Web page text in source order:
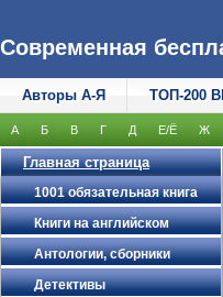
Современная
Авторы А-Я ТОП-200
А Б В Г Д Е/Ё Ж
Главная страница
1001 обязательная книга
Книги на английском
Антологии, сборники
Детективы